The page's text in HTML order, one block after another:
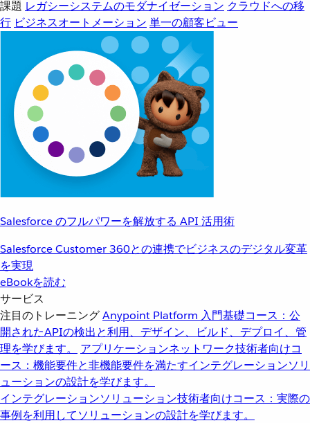
課題 レガシーシステムのモダナイゼーション クラウドへの移
行 ビジネスオートメーション 単一の顧客ビュー
Salesforce のフルパワーを解放する API 活用術
Salesforce Customer 360との連携でビジネスのデジタル変革
を実現
eBookを読む
サービス
注目のトレーニングAnypoint Platform 入門基礎コース：公
開されたAPIの検出と利用、デザイン、ビルド、デプロイ、管
理を学びます。
アプリケーションネットワーク技術者向けコ
ース：機能要件と非機能要件を満たすインテグレーションソリ
ューションの設計を学びます。
インテグレーションソリューション技術者向けコース：実際の
事例を利用してソリューションの設計を学びます。